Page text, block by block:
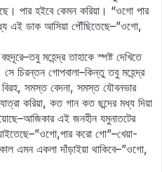
পার হইবে কেমন করিয়া। “ওগো পার
এই ডাক আসিয়া পৌঁছিতেছে–”ওগো,
মহেন্দ্র তাহাকে স্পষ্ট দেখিতে
চিরন্তন গোপবালা–কিন্তু তবু মহেন্দ্র
বিরহ, সমস্ত বেদনা, সমস্ত যৌবনভার
করিয়া, কত গান কত ছন্দের মধ্য দিয়া
এই জনহীন যমুনাতটের
করো গো”–খেয়া-
এমন একলা দাঁড়াইয়া থাকিবে–”ওগো,